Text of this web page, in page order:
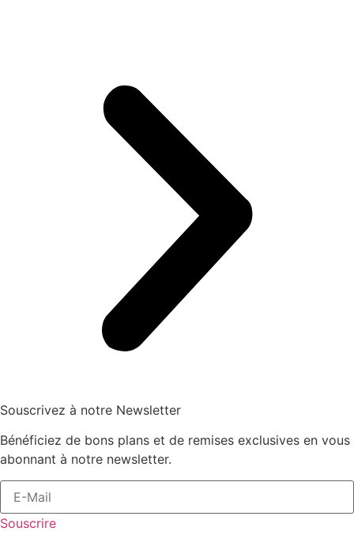
Souscrivez à notre Newsletter
Bénéficiez de bons plans et de remises exclusives en vous
abonnant à notre newsletter.
Souscrire